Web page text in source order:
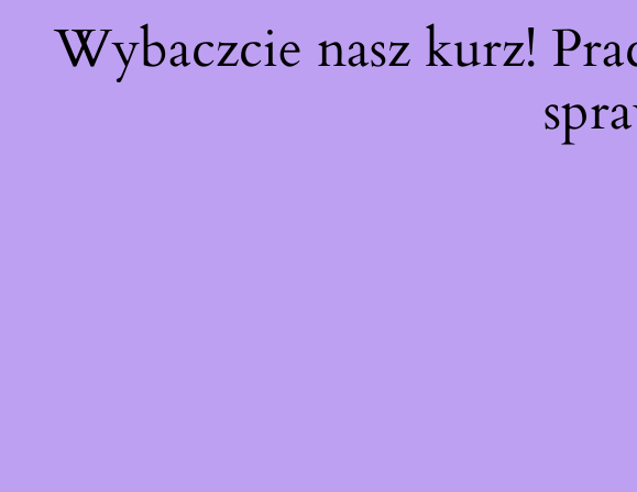
Wybaczcie nasz kurz!